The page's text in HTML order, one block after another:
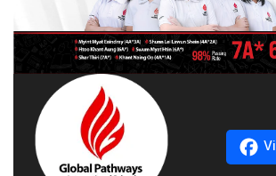
(Entrance Test) နှင့် Speaking Test ကို ဖြ
မည်ဖြစ်ပါသည်။
တက္ကသိုလ်ဝင်တန်း (သို့) IGCSE O
ကြောင်း သက်ဆိုင်ရာ ကျောင်းမှ ထောက်ခံစ
လိုအပ်ပါသည်။
NCC Level 3 International Foundation
သင်ယူရမည့်ဘာသာရပ်များကတော့
GPIS မှာဆိုရင်တော့ ကျောင်းသို့လာတက်
campus အတန်းများနှင့် အနယ်နယ်အရပ်ရပ်မှ
ကျောင်းသူများတက်ရောက်နိင်စေရန် online
လည်း စီစဉ်ထားရှိ ပေးထားပါတယ်။
သင်ကြားရေးပိုင်းတွင်လည်း ကျောင်းသာ
သင်ကြားရေးစနစ်များနှင့် လက်ရှိ 21 ရာ
တွင် လိုအပ်သော skills များကိုပါ ထည့်သွင်းသ
တယ် ။